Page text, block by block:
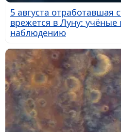
5 августа отработавшая
врежется в Луну: учёные
наблюдению